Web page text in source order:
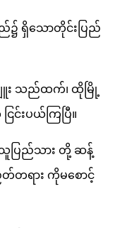
ရှိသောတိုင်းပြည်
း သည်ထက်၊ ထိုမြို့
းပယ်ကြပြီ။
ပြည်သား တို့ ဆန့်
တရား ကိုမစောင့်